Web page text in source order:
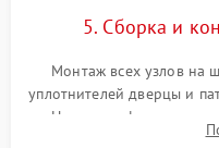
5. Сборка и
Монтаж всех узлов на
уплотнителей дверцы и
Надежная фиксация
сборка корпуса и